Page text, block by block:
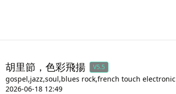
胡里節，色彩飛揚 V5.5
gospel,jazz,soul,blues rock,french touch electronic
2026-06-18 12:49